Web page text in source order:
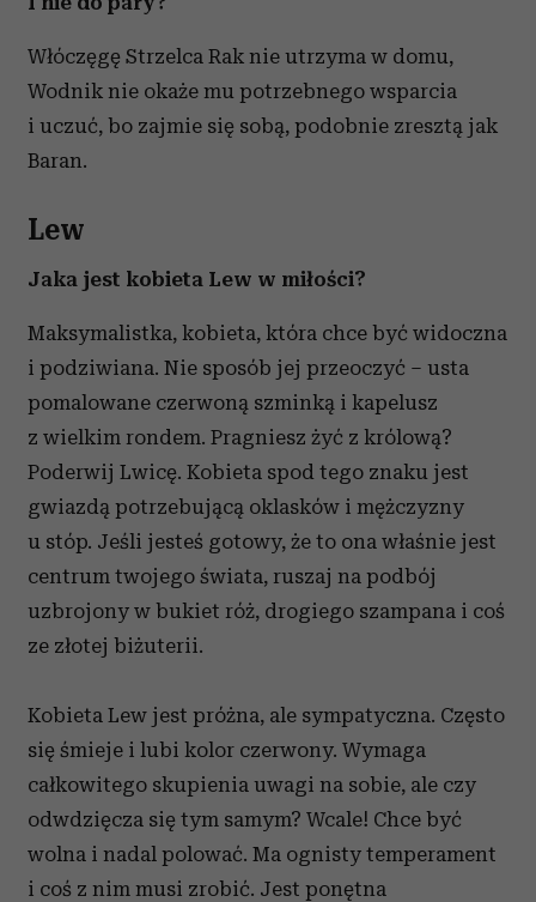
Włóczęgę Strzelca Rak nie utrzyma w domu,
Wodnik nie okaże mu potrzebnego wsparcia
i uczuć, bo zajmie się sobą, podobnie zresztą jak
Baran.
Lew
Jaka jest kobieta Lew w miłości?
Maksymalistka, kobieta, która chce być widoczna
i podziwiana. Nie sposób jej przeoczyć – usta
pomalowane czerwoną szminką i kapelusz
z wielkim rondem. Pragniesz żyć z królową?
Poderwij Lwicę. Kobieta spod tego znaku jest
gwiazdą potrzebującą oklasków i mężczyzny
u stóp. Jeśli jesteś gotowy, że to ona właśnie jest
centrum twojego świata, ruszaj na podbój
uzbrojony w bukiet róż, drogiego szampana i coś
ze złotej biżuterii.
Kobieta Lew jest próżna, ale sympatyczna. Często
się śmieje i lubi kolor czerwony. Wymaga
całkowitego skupienia uwagi na sobie, ale czy
odwdzięcza się tym samym? Wcale! Chce być
wolna i nadal polować. Ma ognisty temperament
i coś z nim musi zrobić. Jest ponętna